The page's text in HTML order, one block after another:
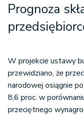
Prognoza
W projekcie ustawy
przewidziano, że
narodowej osiągnie
8,6 proc. w
przeciętnego